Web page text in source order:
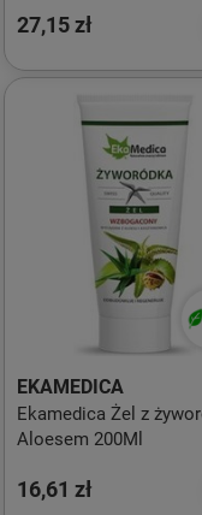
27,15 zł
EKAMEDICA
Ekamedica Żel z
Aloesem 200Ml
16,61 zł